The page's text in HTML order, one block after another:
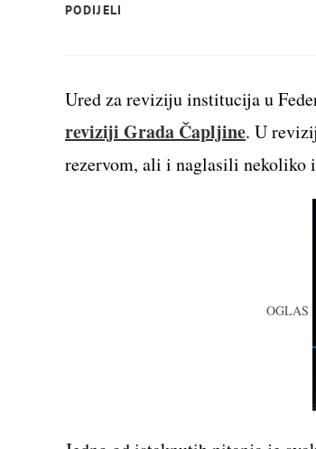
PODIJELI
Ured za reviziju institucija u
reviziji Grada Čapljine. U
rezervom, ali i naglasili nekoliko
OGLAS